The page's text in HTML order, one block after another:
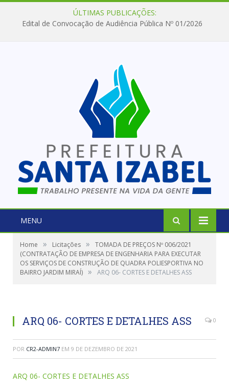
ÚLTIMAS PUBLICAÇÕES:
Edital de Convocação de Audiência Pública Nº 01/2026
MENU
Home » Licitações »
TOMADA DE PREÇOS Nº 006/2021
(CONTRATAÇÃO DE EMPRESA DE ENGENHARIA PARA EXECUTAR
OS SERVIÇOS DE CONSTRUÇÃO DE QUADRA POLIESPORTIVA NO
BAIRRO JARDIM MIRAÍ) » ARQ 06- CORTES E DETALHES ASS
ARQ 06- CORTES E DETALHES ASS 0
POR CR2-ADMIN7 EM 9 DE DEZEMBRO DE 2021
ARQ 06- CORTES E DETALHES ASS